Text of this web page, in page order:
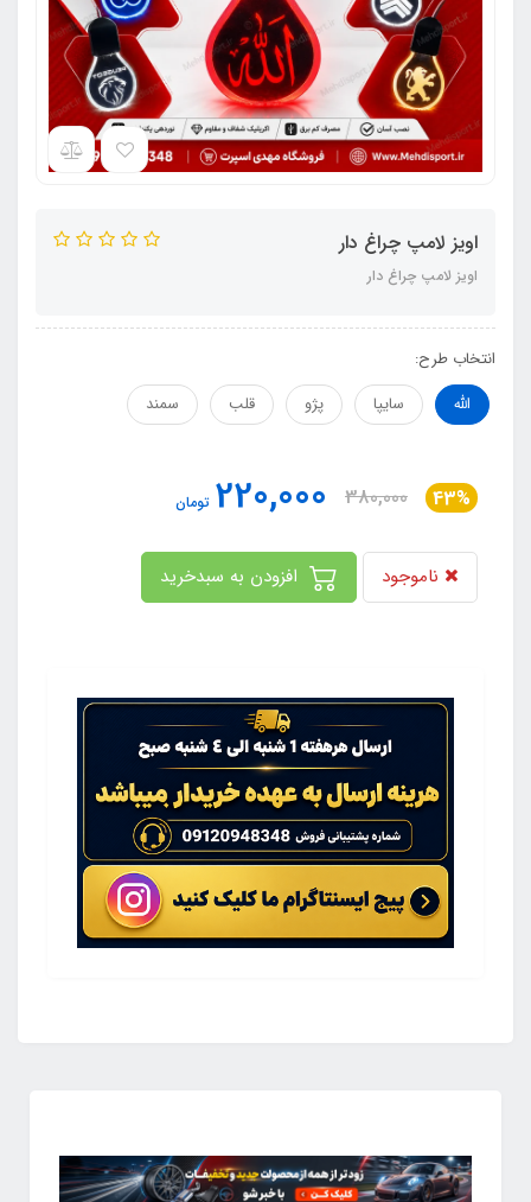
اویز لامپ چراغ دار
اویز لامپ چراغ دار
انتخاب طرح:
الله
سایپا پژو قلب سمند
43%
380,000
220,000 تومان
ناموجود